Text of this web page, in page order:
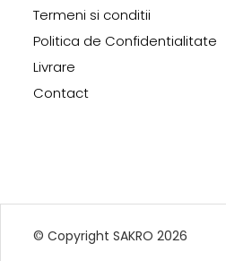
Termeni si conditii
Politica de Confidentialitate
Livrare
Contact
© Copyright SAKRO 2026